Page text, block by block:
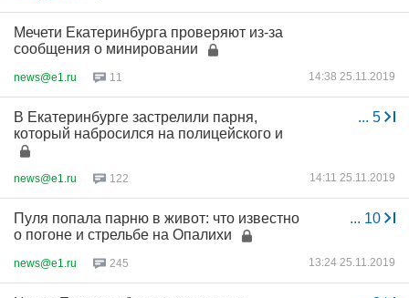
Мечети Екатеринбурга проверяют из-за
сообщения о минировании
news@e1.ru 11 14:38 25.11.2019
... 5
В Екатеринбурге застрелили парня,
который набросился на полицейского и
news@e1.ru 122 14:11 25.11.2019
... 10
Пуля попала парню в живот: что известно
о погоне и стрельбе на Опалихи
news@e1.ru 245 13:24 25.11.2019